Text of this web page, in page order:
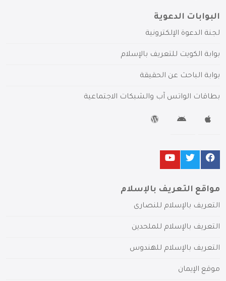
البوابات الدعوية
لجنة الدعوة الإلكترونية
بوابة الكويت للتعريف بالإسلام
بوابة الباحث عن الحقيقة
بطاقات الواتس آب والشبكات الاجتماعية
مواقع التعريف بالإسلام
التعريف بالإسلام للنصارى
التعريف بالإسلام للملحدين
التعريف بالإسلام للهندوس
موقع الإيمان